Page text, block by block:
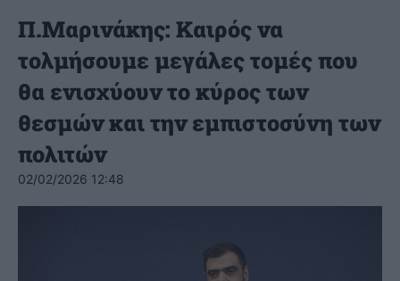
Π.Μαρινάκης: Καιρός να
τολμήσουμε μεγάλες τομές που
θα ενισχύουν το κύρος των
θεσμών και την εμπιστοσύνη των
πολιτών
02/02/2026 12:48